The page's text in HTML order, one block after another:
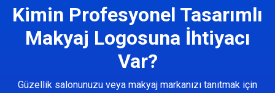
Kimin Profesyonel Tasarımlı
Makyaj Logosuna İhtiyacı
Var?
Güzellik salonunuzu veya makyaj markanızı tanıtmak için